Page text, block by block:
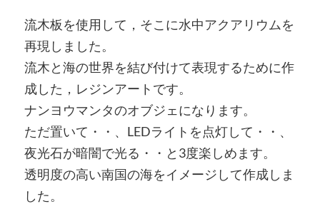
流木板を使用して，そこに水中アクアリウムを
再現しました。
流木と海の世界を結び付けて表現するために作
成した，レジンアートです。
ナンヨウマンタのオブジェになります。
ただ置いて・・、LEDライトを点灯して・・、
夜光石が暗闇で光る・・と3度楽しめます。
透明度の高い南国の海をイメージして作成しま
した。